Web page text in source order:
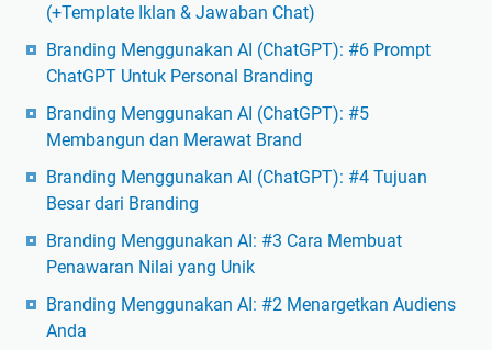
(+Template Iklan & Jawaban Chat)
Branding Menggunakan AI (ChatGPT): #6 Prompt
ChatGPT Untuk Personal Branding
Branding Menggunakan AI (ChatGPT): #5
Membangun dan Merawat Brand
Branding Menggunakan AI (ChatGPT): #4 Tujuan
Besar dari Branding
Branding Menggunakan AI: #3 Cara Membuat
Penawaran Nilai yang Unik
Branding Menggunakan AI: #2 Menargetkan Audiens
Anda